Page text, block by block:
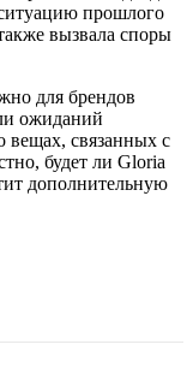
прошлого
вызвала споры
для брендов
ожиданий
вещах, связанных с
будет ли Gloria
дополнительную